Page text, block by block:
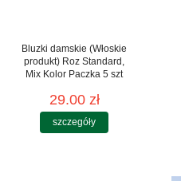
Bluzki damskie (Włoskie
produkt) Roz Standard,
Mix Kolor Paczka 5 szt
29.00 zł
szczegóły